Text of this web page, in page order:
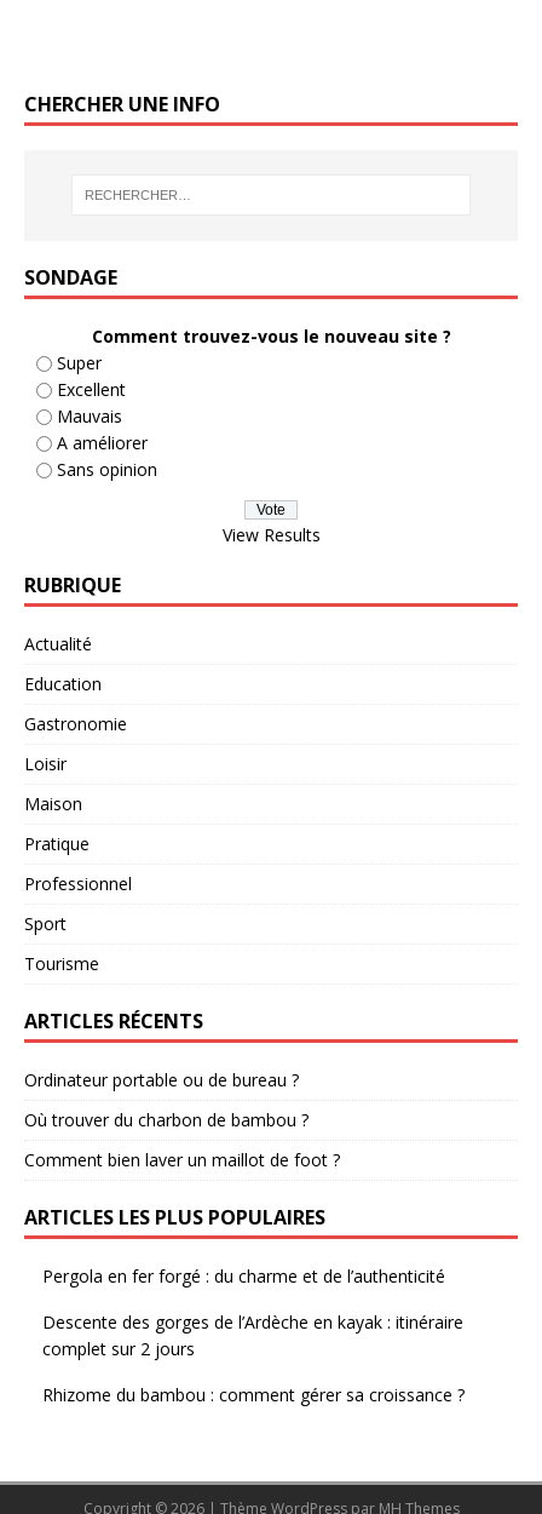
CHERCHER UNE INFO
SONDAGE
Comment trouvez-vous le nouveau site ?
Super
Excellent
Mauvais
A améliorer
Sans opinion
View Results
RUBRIQUE
Actualité
Education
Gastronomie
Loisir
Maison
Pratique
Professionnel
Sport
Tourisme
ARTICLES RÉCENTS
Ordinateur portable ou de bureau ?
Où trouver du charbon de bambou ?
Comment bien laver un maillot de foot ?
ARTICLES LES PLUS POPULAIRES
Pergola en fer forgé : du charme et de l’authenticité
Descente des gorges de l’Ardèche en kayak : itinéraire
complet sur 2 jours
Rhizome du bambou : comment gérer sa croissance ?
Copyright © 2026 | Thème WordPress par MH Themes